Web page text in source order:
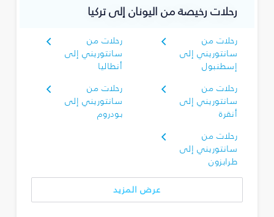
رحلات رخيصة من اليونان إلى تركيا
رحلات من
سانتوريني إلى
إسطنبول
رحلات من
سانتوريني إلى
أنطاليا
رحلات من
سانتوريني إلى
أنقرة
رحلات من
سانتوريني إلى
بودروم
رحلات من
سانتوريني إلى
طرابزون
عرض المزيد